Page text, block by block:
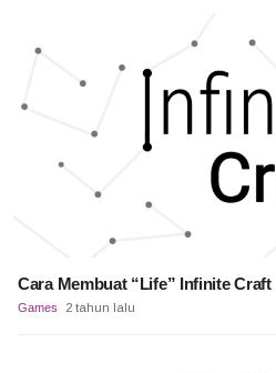
Cara Membuat “Life” Infinite Craft
Games 2 tahun lalu